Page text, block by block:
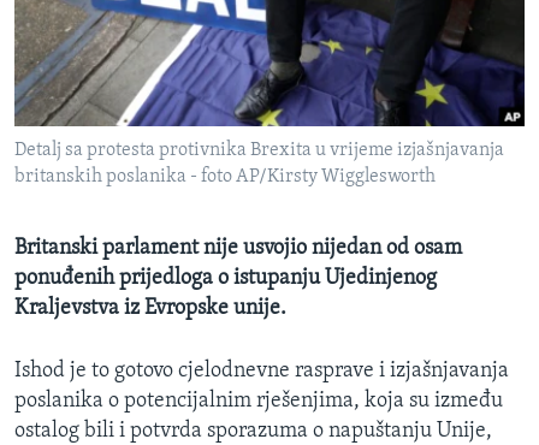
MAGAZIN
O GLASU AMERIKE
Learning English
Jezici
Detalj sa protesta protivnika Brexita u vrijeme izjašnjavanja
britanskih poslanika - foto AP/Kirsty Wigglesworth
Britanski parlament nije usvojio nijedan od osam
ponuđenih prijedloga o istupanju Ujedinjenog
Kraljevstva iz Evropske unije.
Ishod je to gotovo cjelodnevne rasprave i izjašnjavanja
poslanika o potencijalnim rješenjima, koja su između
ostalog bili i potvrda sporazuma o napuštanju Unije,